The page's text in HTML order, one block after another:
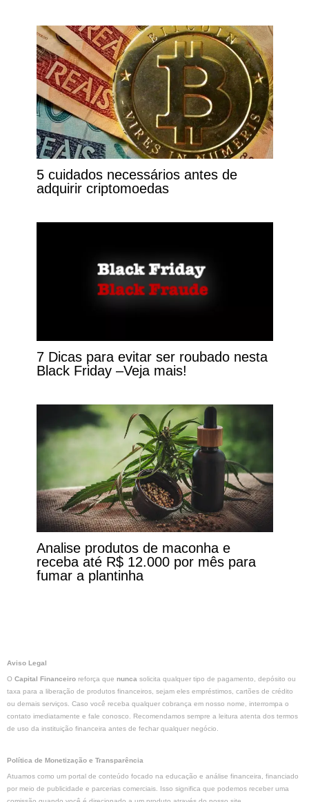
5 cuidados necessários antes de
adquirir criptomoedas
7 Dicas para evitar ser roubado nesta
Black Friday –Veja mais!
Analise produtos de maconha e
receba até R$ 12.000 por mês para
fumar a plantinha
Aviso Legal
O Capital Financeiro reforça que nunca solicita qualquer tipo de pagamento, depósito ou
taxa para a liberação de produtos financeiros, sejam eles empréstimos, cartões de crédito
ou demais serviços. Caso você receba qualquer cobrança em nosso nome, interrompa o
contato imediatamente e fale conosco. Recomendamos sempre a leitura atenta dos termos
de uso da instituição financeira antes de fechar qualquer negócio.
Política de Monetização e Transparência
Atuamos como um portal de conteúdo focado na educação e análise financeira, financiado
por meio de publicidade e parcerias comerciais. Isso significa que podemos receber uma